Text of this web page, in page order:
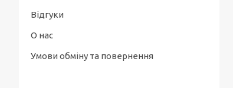
Відгуки
О нас
Умови обміну та повернення